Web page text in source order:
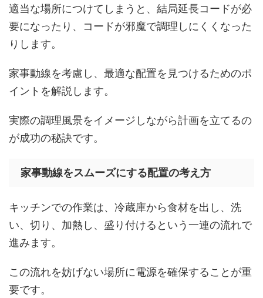
適当な場所につけてしまうと、結局延長コードが必
要になったり、コードが邪魔で調理しにくくなった
りします。
家事動線を考慮し、最適な配置を見つけるためのポ
イントを解説します。
実際の調理風景をイメージしながら計画を立てるの
が成功の秘訣です。
家事動線をスムーズにする配置の考え方
キッチンでの作業は、冷蔵庫から食材を出し、洗
い、切り、加熱し、盛り付けるという一連の流れで
進みます。
この流れを妨げない場所に電源を確保することが重
要です。